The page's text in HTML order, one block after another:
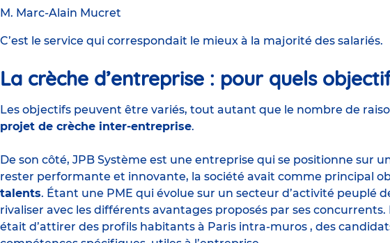
M. Marc-Alain Mucret
C’est le service qui correspondait le mieux à la majorité des salariés.
La crèche d’entreprise : pour quels
Les objectifs peuvent être variés, tout autant que le nombre de
projet de crèche inter-entreprise.
De son côté, JPB Système est une entreprise qui se positionne sur
rester performante et innovante, la société avait comme principal
talents. Étant une PME qui évolue sur un secteur d’activité peuplé
rivaliser avec les différents avantages proposés par ses
était d’attirer des profils habitants à Paris intra-muros , des